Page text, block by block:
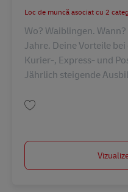
Loc de muncă asociat cu 2
Wo? Waiblingen.
Jahre. Deine Vorteile
Kurier-, Express- und
Jährlich steigende